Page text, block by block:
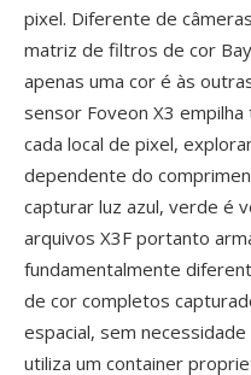
pixel. Diferente de
matriz de filtros de cor
apenas uma cor é às
sensor Foveon X3
cada local de pixel,
dependente do
capturar luz azul, verde é
arquivos X3F portanto
fundamentalmente
de cor completos
espacial, sem
utiliza um container